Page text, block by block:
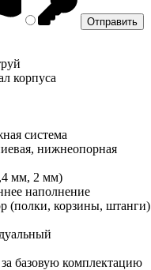
корпуса
система
нижнеопорная
мм, 2 мм)
наполнение
(полки, корзины, штанги)
за базовую комплектацию